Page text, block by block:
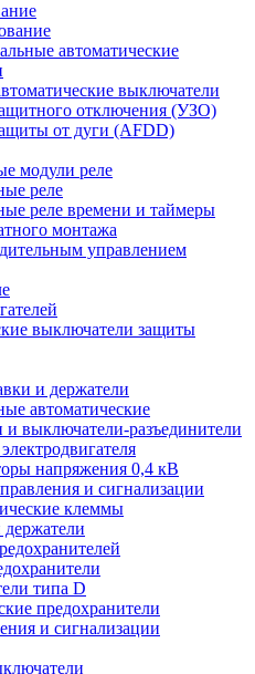
автоматические
выключатели
отключения (УЗО)
от дуги (AFDD)
модули реле
реле
реле времени и таймеры
монтажа
управлением
выключатели защиты
и держатели
автоматические
и выключатели-разъединители
напряжения 0,4 кВ
и сигнализации
клеммы
типа D
предохранители
и сигнализации